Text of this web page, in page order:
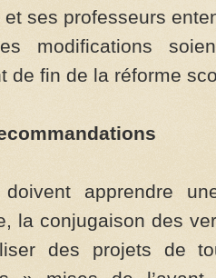
et ses professeurs
modifications
de fin de la réforme
apprendre
la conjugaison des
des projets de